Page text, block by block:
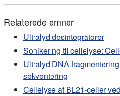
Relaterede emner
Ultralyd desintegratorer
Sonikering til cellelyse:
Ultralyd DNA-
sekventering
Cellelyse af BL21-celler